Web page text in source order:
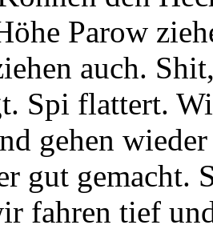
Parow
auch.
Spi flattert.
gehen
gut gemacht.
fahren tief